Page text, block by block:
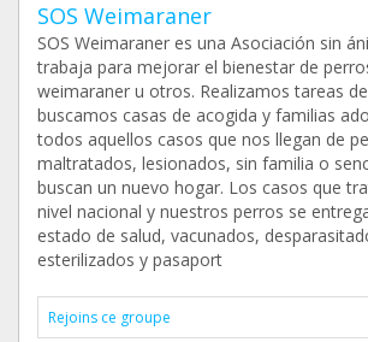
SOS Weimaraner
SOS Weimaraner es una Asociación sin
trabaja para mejorar el bienestar de
weimaraner u otros. Realizamos tareas
buscamos casas de acogida y familias
todos aquellos casos que nos llegan de
maltratados, lesionados, sin familia o
buscan un nuevo hogar. Los casos que
nivel nacional y nuestros perros se
estado de salud, vacunados,
esterilizados y pasaport
Rejoins ce groupe